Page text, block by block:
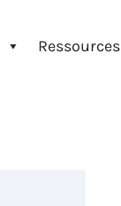
Ressources